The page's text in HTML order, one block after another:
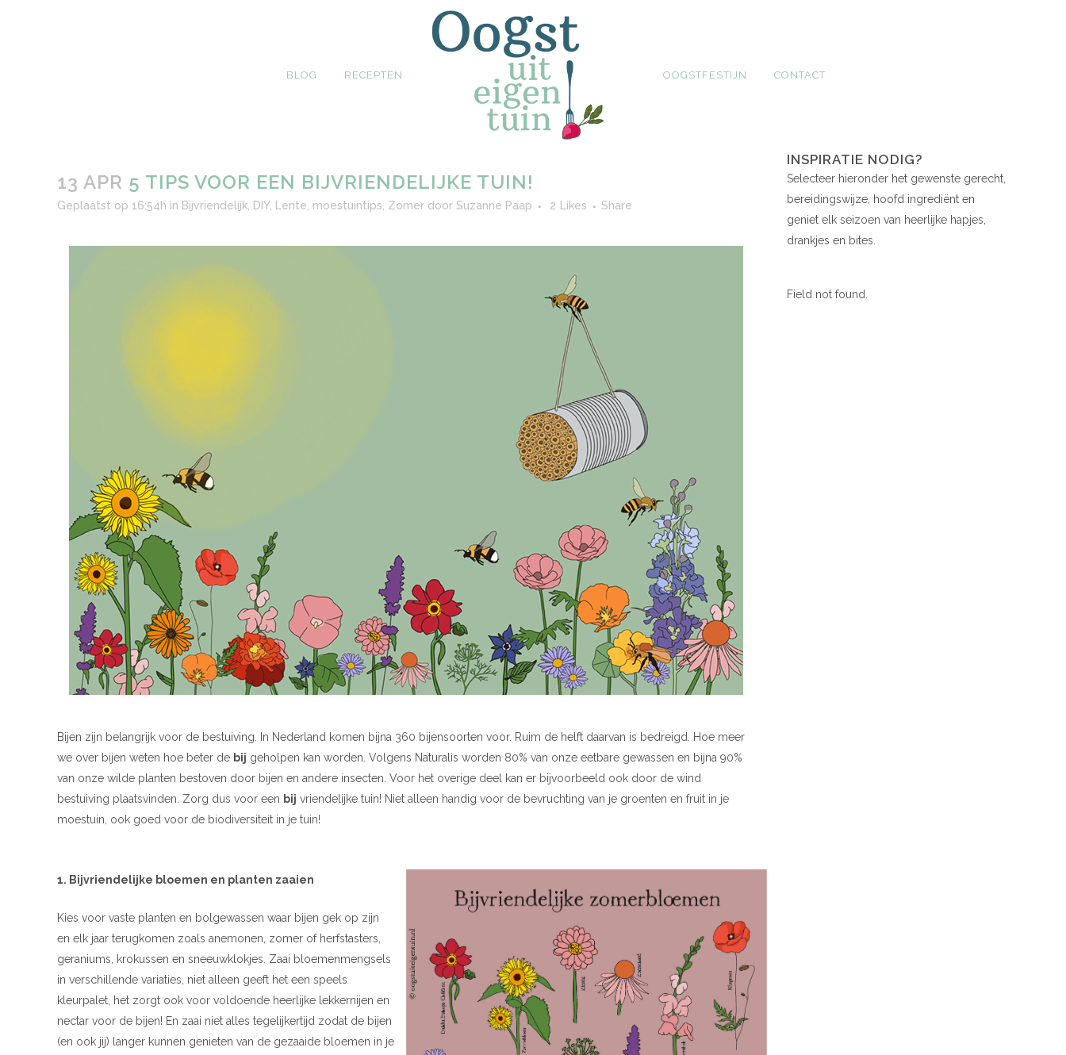
BLOG RECEPTEN OOGSTFESTIJN CONTACT
13 APR 5 TIPS VOOR EEN BIJVRIENDELIJKE TUIN!
Geplaatst op 16:54h in Bijvriendelijk DIY, Lente moestuintips Zomer door Suzanne Paap 2 Likes Share
Bijen zijn belangrijk voor de bestuiving. In Nederland komen bijna 360 bijensoorten voor. Ruim de helft daarvan is bedreigd. Hoe meer
we over bijen weten hoe beter de bij geholpen kan worden. Volgens Naturalis worden 80% van onze eetbare gewassen en bijna 90%
van onze wilde planten bestoven door bijen en andere insecten. Voor het overige deel kan er bijvoorbeeld ook door de wind
bestuiving plaatsvinden. Zorg dus voor een bij vriendelijke tuin! Niet alleen handig voor de bevruchting van je groenten en fruit in je
moestuin, ook goed voor de biodiversiteit in je tuin!
1. Bijvriendelijke bloemen en planten zaaien
Kies voor vaste planten en bolgewassen waar bijen gek op zijn
en elk jaar terugkomen zoals anemonen, zomer of herfstasters,
geraniums, krokussen en sneeuwklokjes. Zaai bloemenmengsels
in verschillende variaties, niet alleen geeft het een speels
kleurpalet, het zorgt ook voor voldoende heerlijke lekkernijen en
nectar voor de bijen! En zaai niet alles tegelijkertijd zodat de bijen
(en ook jij) langer kunnen genieten van de gezaaide bloemen in je
INSPIRATIE NODIG?
Selecteer hieronder het gewenste gerecht,
bereidingswijze, hoofd ingrediënt en
geniet elk seizoen van heerlijke hapjes,
drankjes en bites.
Field not found.